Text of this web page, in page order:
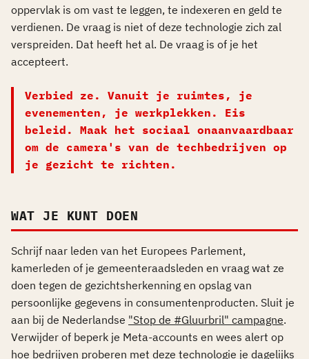
oppervlak is om vast te leggen, te indexeren en geld te
verdienen. De vraag is niet of deze technologie zich zal
verspreiden. Dat heeft het al. De vraag is of je het
accepteert.
Verbied ze. Vanuit je ruimtes, je
evenementen, je werkplekken. Eis
beleid. Maak het sociaal onaanvaardbaar
om de camera's van de techbedrijven op
je gezicht te richten.
WAT JE KUNT DOEN
Schrijf naar leden van het Europees Parlement,
kamerleden of je gemeenteraadsleden en vraag wat ze
doen tegen de gezichtsherkenning en opslag van
persoonlijke gegevens in consumentenproducten. Sluit je
aan bij de Nederlandse "Stop de #Gluurbril" campagne.
Verwijder of beperk je Meta-accounts en wees alert op
hoe bedrijven proberen met deze technologie je dagelijks